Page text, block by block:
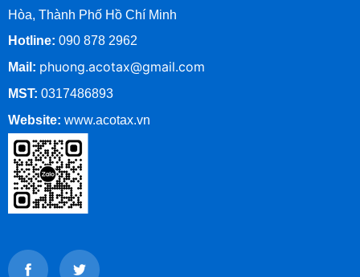
Hòa, Thành Phố Hồ Chí Minh
Hotline: 090 878 2962
Mail: phuong.acotax@gmail.com
MST: 0317486893
Website: www.acotax.vn